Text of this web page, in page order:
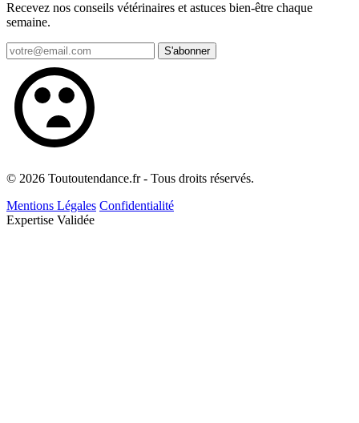
Recevez nos conseils vétérinaires et astuces bien-être chaque
semaine.
S'abonner
© 2026 Toutoutendance.fr - Tous droits réservés.
Mentions Légales Confidentialité
Expertise Validée